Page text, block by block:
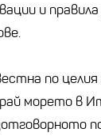
и
по
морето в